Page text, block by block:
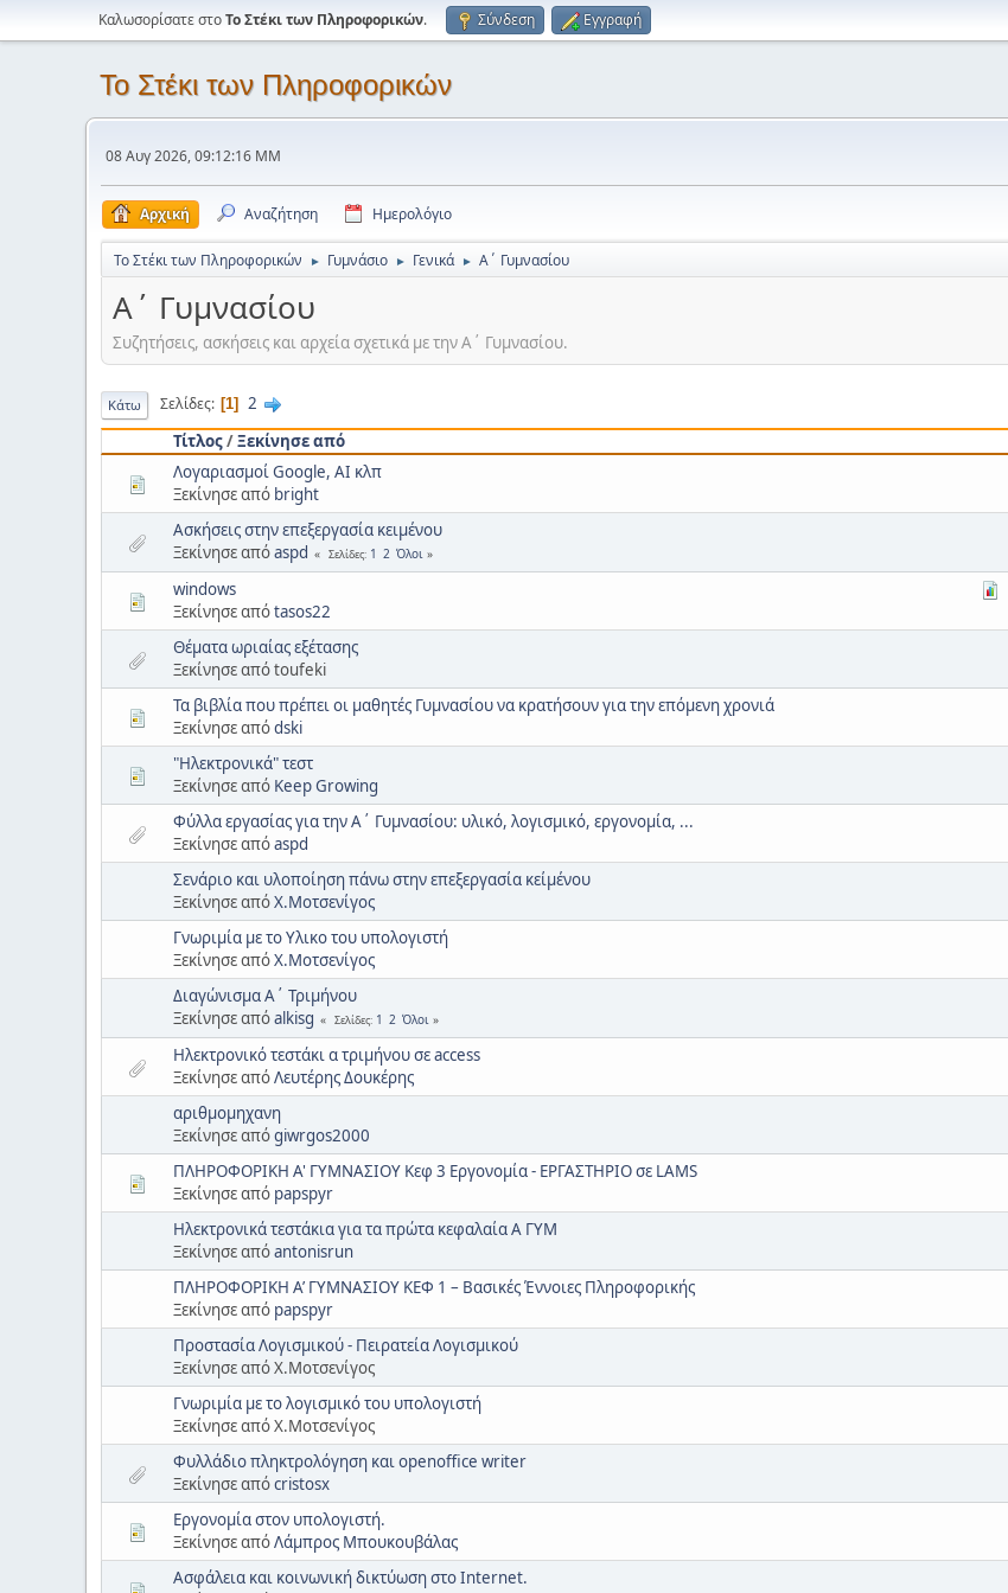
Καλωσορίσατε στοΤο Στέκι των Πληροφορικών. Σύνδεση Εγγραφή
Το Στέκι των Πληροφορικών
08 Αυγ 2026, 09:12:16 ΜΜ
Αρχική Αναζήτηση Ημερολόγιο
Το Στέκι των Πληροφορικών ► Γυμνάσιο ► Γενικά ► Α΄ Γυμνασίου
Α΄ Γυμνασίου
Συζητήσεις, ασκήσεις και αρχεία σχετικά με την Α΄ Γυμνασίου.
Κάτω Σελίδες 1
2
Τίτλος/Ξεκίνησε από
Λογαριασμοί Google, AI κλπ
Ξεκίνησε από bright
Ασκήσεις στην επεξεργασία κειμένου
Ξεκίνησε απόaspd Σελίδες 1 2 Όλοι
windows
Ξεκίνησε απόtasos22
Θέματα ωριαίας εξέτασης
Ξεκίνησε από toufeki
Τα βιβλία που πρέπει οι μαθητές Γυμνασίου να κρατήσουν για την επόμενη χρονιά
Ξεκίνησε απόdski
"Ηλεκτρονικά" τεστ
Ξεκίνησε από Keep Growing
Φύλλα εργασίας για την Α΄ Γυμνασίου: υλικό, λογισμικό, εργονομία, ...
Ξεκίνησε απόaspd
Σενάριο και υλοποίηση πάνω στην επεξεργασία κείμένου
Ξεκίνησε απόΧ.Μοτσενίγος
Γνωριμία με το Υλικο του υπολογιστή
Ξεκίνησε απόΧ.Μοτσενίγος
Διαγώνισμα Α΄ Τριμήνου
Ξεκίνησε απόalkisg Σελίδες 1 2 Όλοι
Ηλεκτρονικό τεστάκι α τριμήνου σε access
Ξεκίνησε απόΛευτέρης Δουκέρης
αριθμομηχανη
Ξεκίνησε απόgiwrgos2000
ΠΛΗΡΟΦΟΡΙΚΗ Α' ΓΥΜΝΑΣΙΟΥ Kεφ 3 Εργονομία - ΕΡΓΑΣΤΗΡΙΟ σε LAMS
Ξεκίνησε από papspyr
Ηλεκτρονικά τεστάκια για τα πρώτα κεφαλαία Α ΓΥΜ
Ξεκίνησε απόantonisrun
ΠΛΗΡΟΦΟΡΙΚΗ Α’ ΓΥΜΝΑΣΙΟΥ ΚΕΦ 1 – Βασικές Έννοιες Πληροφορικής
Ξεκίνησε από papspyr
Προστασία Λογισμικού - Πειρατεία Λογισμικού
Ξεκίνησε από Χ.Μοτσενίγος
Γνωριμία με το λογισμικό του υπολογιστή
Ξεκίνησε από Χ.Μοτσενίγος
Φυλλάδιο πληκτρολόγηση και openoffice writer
Ξεκίνησε απόcristosx
Εργονομία στον υπολογιστή.
Ξεκίνησε απόΛάμπρος Μπουκουβάλας
Ασφάλεια και κοινωνική δικτύωση στο Internet.